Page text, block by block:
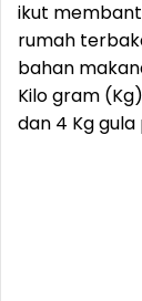
ikut
rumah
bahan
Kilo gram
dan 4 Kg ⁠gula